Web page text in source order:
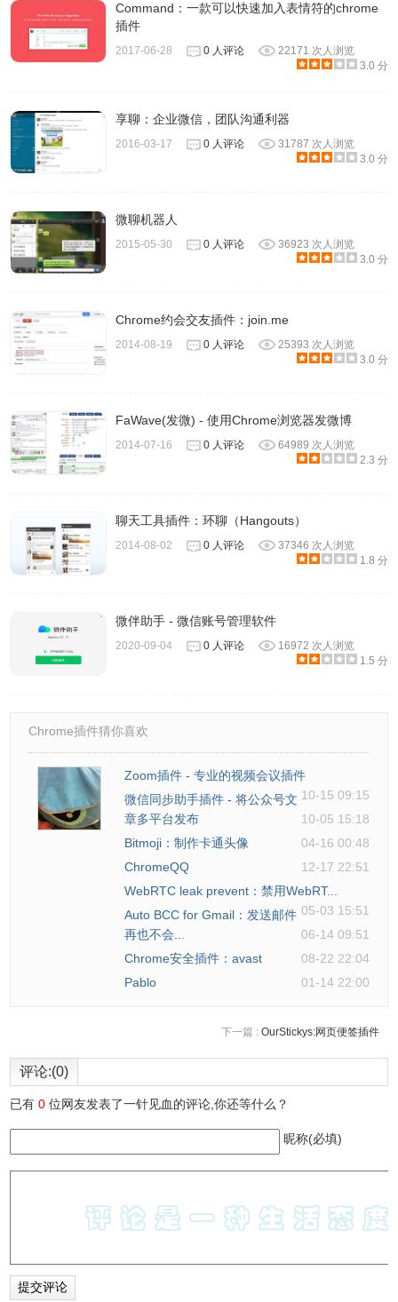
Command：一款可以快速加入表情符的chrome
插件
2017-06-28 0 人评论
22171 次人浏览
3.0 分
享聊：企业微信，团队沟通利器
2016-03-17 0 人评论
31787 次人浏览
3.0 分
微聊机器人
2015-05-30 0 人评论
36923 次人浏览
3.0 分
Chrome约会交友插件：join.me
2014-08-19 0 人评论
25393 次人浏览
3.0 分
FaWave(发微) - 使用Chrome浏览器发微博
2014-07-16 0 人评论
64989 次人浏览
2.3 分
聊天工具插件：环聊（Hangouts）
2014-08-02 0 人评论
37346 次人浏览
1.8 分
微伴助手 - 微信账号管理软件
2020-09-04 0 人评论
16972 次人浏览
1.5 分
Chrome插件猜你喜欢
Zoom插件 - 专业的视频会议插件
10-15 09:15
微信同步助手插件 - 将公众号文
章多平台发布
10-05 15:18
Bitmoji：制作卡通头像
04-16 00:48
ChromeQQ
12-17 22:51
WebRTC leak prevent：禁用WebRT...
05-03 15:51
Auto BCC for Gmail：发送邮件
再也不会...
06-14 09:51
Chrome安全插件：avast
08-22 22:04
Pablo
01-14 22:00
下一篇 : OurStickys:网页便签插件
评论:(0)
已有0 位网友发表了一针见血的评论,你还等什么？
昵称(必填)